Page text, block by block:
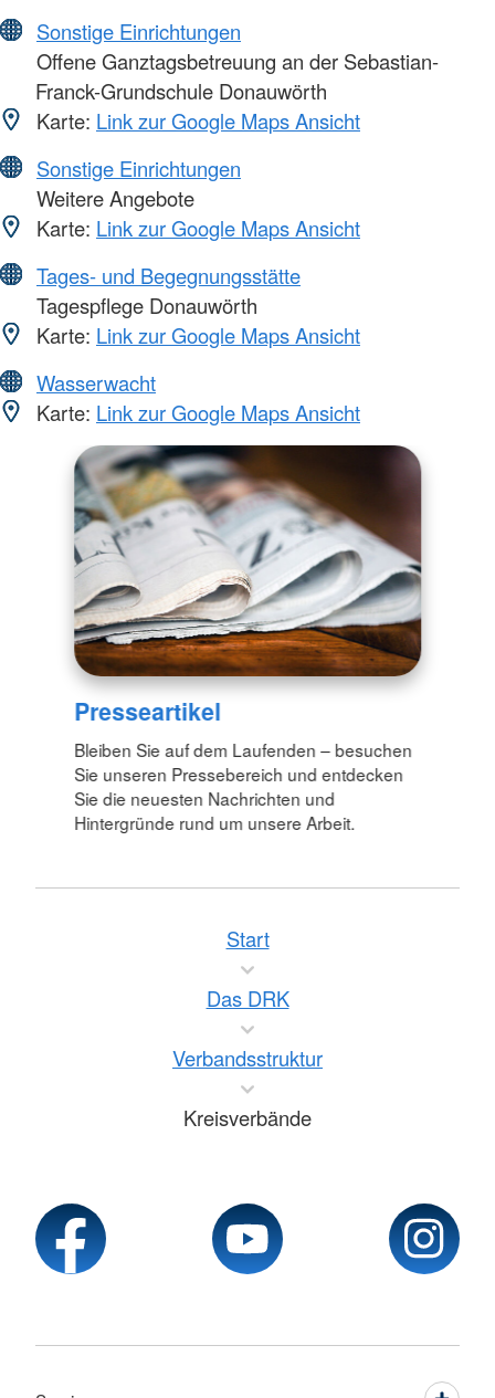
Sonstige Einrichtungen
Offene Ganztagsbetreuung an der Sebastian-
Franck-Grundschule Donauwörth
Karte: Link zur Google Maps Ansicht
Sonstige Einrichtungen
Weitere Angebote
Karte: Link zur Google Maps Ansicht
Tages- und Begegnungsstätte
Tagespflege Donauwörth
Karte: Link zur Google Maps Ansicht
Wasserwacht
Karte: Link zur Google Maps Ansicht
Presseartikel
Bleiben Sie auf dem Laufenden – besuchen
Sie unseren Pressebereich und entdecken
Sie die neuesten Nachrichten und
Hintergründe rund um unsere Arbeit.
Start
Das DRK
Verbandsstruktur
Kreisverbände